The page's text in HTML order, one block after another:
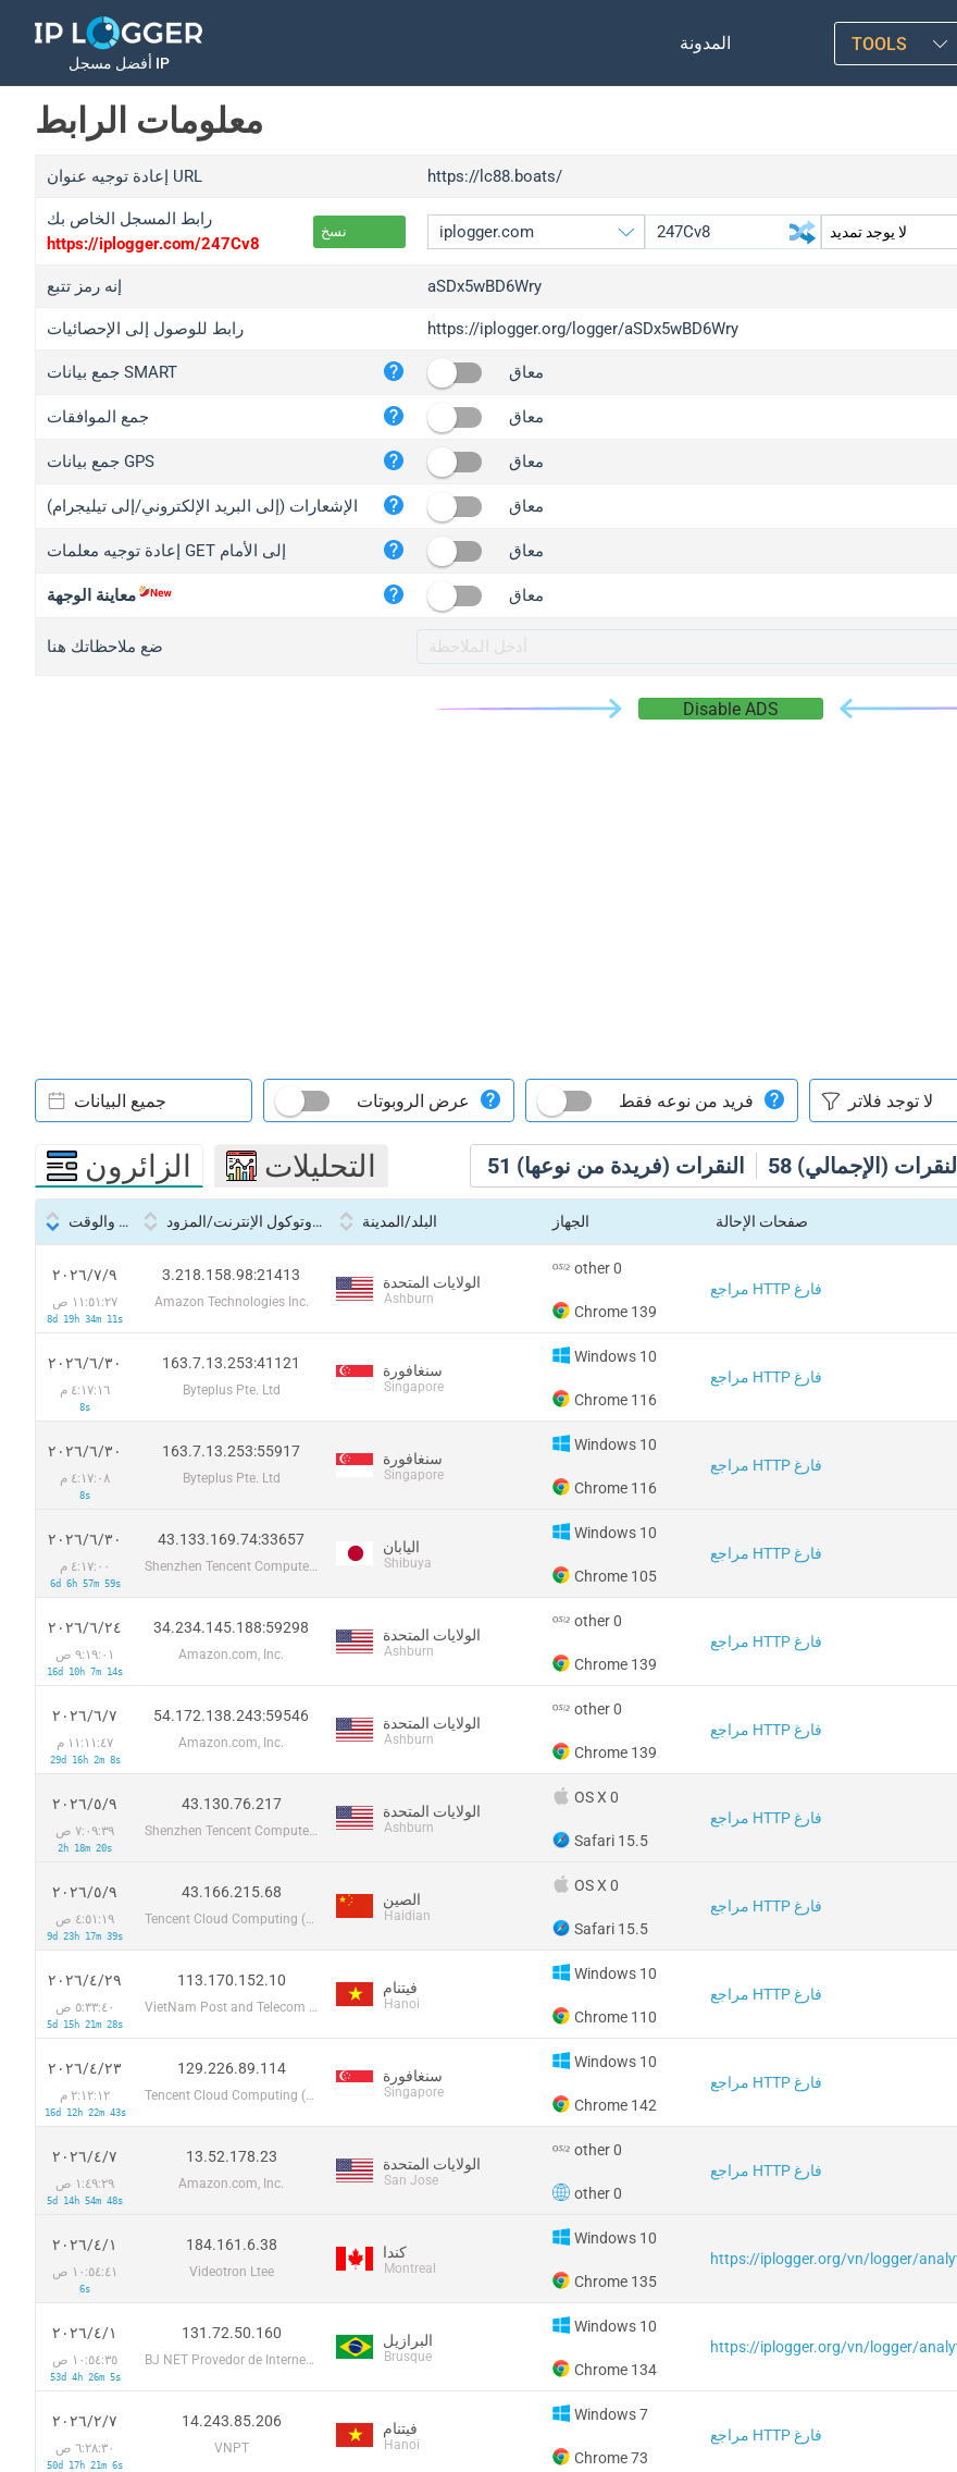
أفضل مسجل IP
المدونة TOOLS
معلومات الرابط
إعادة توجيه عنوان URL https://lc88.boats/
رابط المسجل الخاص بك
https://iplogger.com/247Cv8
نسخ
iplogger.org
wl.gl
ed.tc
iplogger.com
iplogger.co
2no.co
yip.su
iplogger.info
إنه رمز تتبع aSDx5wBD6Wry
رابط للوصول إلى الإحصائيات https://iplogger.org/logger/aSDx5wBD6Wry
جمع بيانات SMART معاق
جمع الموافقات معاق
جمع بيانات GPS معاق
الإشعارات (إلى البريد الإلكتروني/إلى تيليجرام) معاق
إعادة توجيه معلمات GET إلى الأمام معاق
معاينة الوجهة معاق
ضع ملاحظاتك هنا
Disable ADS
51 النقرات (فريدة من نوعها) 58 النقرات (الإجمالي)
جميع البيانات عرض الروبوتات فريد من نوعه فقط
الزائرون التحليلات
التاريخ والوقت بروتوكول الإنترنت/المزود البلد/المدينة الجهاز صفحات الإحالة
٩‏/٧‏/٢٠٢٦
١١:٥١:٢٧ ص
8d 19h 34m 11s
3.218.158.98:21413
Amazon Technologies Inc.
الولايات المتحدة
Ashburn
other 0
Chrome 139
مراجع HTTP فارغ
٣٠‏/٦‏/٢٠٢٦
٤:١٧:١٦ م
8s
163.7.13.253:41121
Byteplus Pte. Ltd
سنغافورة
Singapore
Windows 10
Chrome 116
مراجع HTTP فارغ
٣٠‏/٦‏/٢٠٢٦
٤:١٧:٠٨ م
8s
163.7.13.253:55917
Byteplus Pte. Ltd
سنغافورة
Singapore
Windows 10
Chrome 116
مراجع HTTP فارغ
٣٠‏/٦‏/٢٠٢٦
٤:١٧:٠٠ م
6d 6h 57m 59s
43.133.169.74:33657
Shenzhen Tencent Computer Systems Company Limited
اليابان
Shibuya
Windows 10
Chrome 105
مراجع HTTP فارغ
٢٤‏/٦‏/٢٠٢٦
٩:١٩:٠١ ص
16d 10h 7m 14s
34.234.145.188:59298
Amazon.com, Inc.
الولايات المتحدة
Ashburn
other 0
Chrome 139
مراجع HTTP فارغ
٧‏/٦‏/٢٠٢٦
١١:١١:٤٧ م
29d 16h 2m 8s
54.172.138.243:59546
Amazon.com, Inc.
الولايات المتحدة
Ashburn
other 0
Chrome 139
مراجع HTTP فارغ
٩‏/٥‏/٢٠٢٦
٧:٠٩:٣٩ ص
2h 18m 20s
43.130.76.217
Shenzhen Tencent Computer Systems Company Limited
الولايات المتحدة
Ashburn
OS X 0
Safari 15.5
مراجع HTTP فارغ
٩‏/٥‏/٢٠٢٦
٤:٥١:١٩ ص
9d 23h 17m 39s
43.166.215.68
Tencent Cloud Computing (Beijing) Co
الصين
Haidian
OS X 0
Safari 15.5
مراجع HTTP فارغ
٢٩‏/٤‏/٢٠٢٦
٥:٣٣:٤٠ ص
5d 15h 21m 28s
113.170.152.10
VietNam Post and Telecom Corporation
فيتنام
Hanoi
Windows 10
Chrome 110
مراجع HTTP فارغ
٢٣‏/٤‏/٢٠٢٦
٢:١٢:١٢ م
16d 12h 22m 43s
129.226.89.114
Tencent Cloud Computing (Beijing) Co
سنغافورة
Singapore
Windows 10
Chrome 142
مراجع HTTP فارغ
٧‏/٤‏/٢٠٢٦
١:٤٩:٢٩ ص
5d 14h 54m 48s
13.52.178.23
Amazon.com, Inc.
الولايات المتحدة
San Jose
other 0
other 0
مراجع HTTP فارغ
١‏/٤‏/٢٠٢٦
١٠:٥٤:٤١ ص
6s
184.161.6.38
Videotron Ltee
كندا
Montreal
Windows 10
Chrome 135
١‏/٤‏/٢٠٢٦
١٠:٥٤:٣٥ ص
53d 4h 26m 5s
131.72.50.160
BJ NET Provedor de Internet Ltda. - ME
البرازيل
Brusque
Windows 10
Chrome 134
٧‏/٢‏/٢٠٢٦
٦:٢٨:٣٠ ص
50d 17h 21m 6s
14.243.85.206
VNPT
فيتنام
Hanoi
Windows 7
Chrome 73
مراجع HTTP فارغ